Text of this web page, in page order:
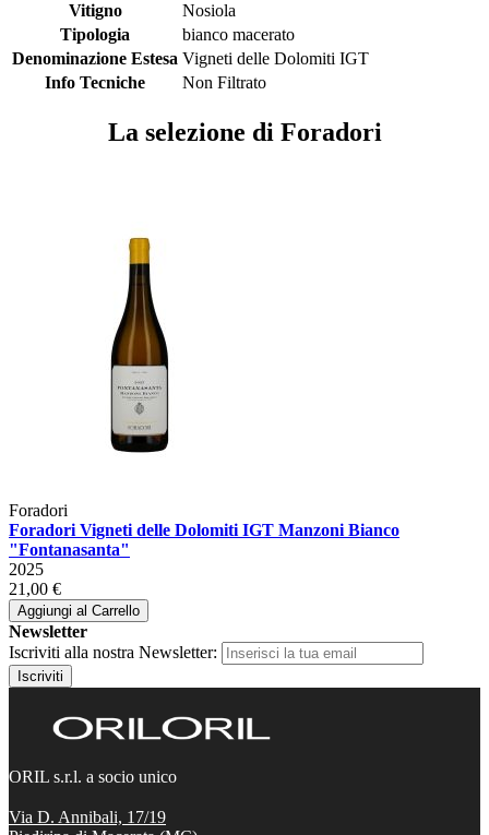
Vitigno
Nosiola
Tipologia
bianco macerato
Denominazione Estesa Vigneti delle Dolomiti IGT
Info Tecniche
Non Filtrato
La selezione di Foradori
Foradori
Foradori Vigneti delle Dolomiti IGT Manzoni Bianco
"Fontanasanta"
2025
21,00 €
Aggiungi al Carrello
Newsletter
Iscriviti alla nostra Newsletter:
Iscriviti
ORIL s.r.l. a socio unico
Via D. Annibali, 17/19